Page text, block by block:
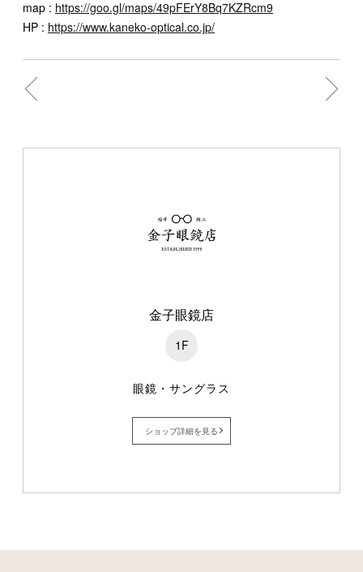
map : https://goo.gl/maps/49pFErY8Bq7KZRcm9
HP : https://www.kaneko-optical.co.jp/
金子眼鏡店
1F
眼鏡・サングラス
ショップ詳細を見る